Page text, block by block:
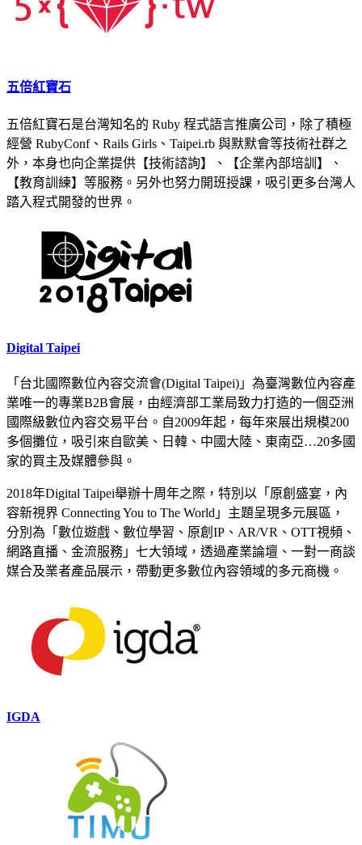
五倍紅寶石
五倍紅寶石是台灣知名的 Ruby 程式語言推廣公司，除了積極
經營 RubyConf、Rails Girls、Taipei.rb 與默默會等技術社群之
外，本身也向企業提供【技術諮詢】、【企業內部培訓】、
【教育訓練】等服務。另外也努力開班授課，吸引更多台灣人
踏入程式開發的世界。
Digital Taipei
「台北國際數位內容交流會(Digital Taipei)」為臺灣數位內容產
業唯一的專業B2B會展，由經濟部工業局致力打造的一個亞洲
國際級數位內容交易平台。自2009年起，每年來展出規模200
多個攤位，吸引來自歐美、日韓、中國大陸、東南亞…20多國
家的買主及媒體參與。
2018年Digital Taipei舉辦十周年之際，特別以「原創盛宴，內
容新視界 Connecting You to The World」主題呈現多元展區，
分別為「數位遊戲、數位學習、原創IP、AR/VR、OTT視頻、
網路直播、金流服務」七大領域，透過產業論壇、一對一商談
媒合及業者產品展示，帶動更多數位內容領域的多元商機。
IGDA